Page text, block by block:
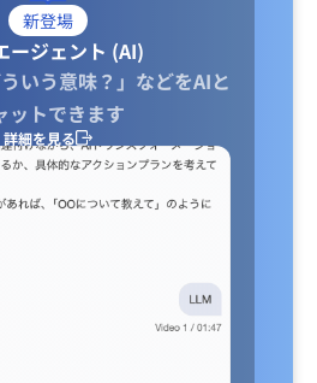
新登場
ージェント (AI)
ういう意味？」などをAIと
ットできます
詳細を見る